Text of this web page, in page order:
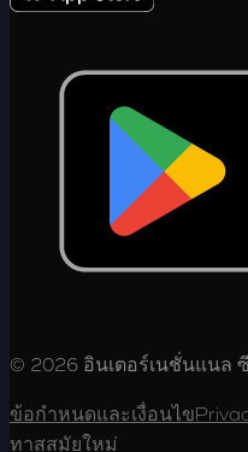
© 2026 อินเตอร์เนชั่นแนล
ข้อกำหนดและเงื่อนไข
ทาสสมัยใหม่